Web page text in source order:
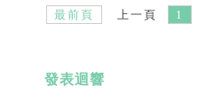
最前頁 上一頁 1
發表迴響